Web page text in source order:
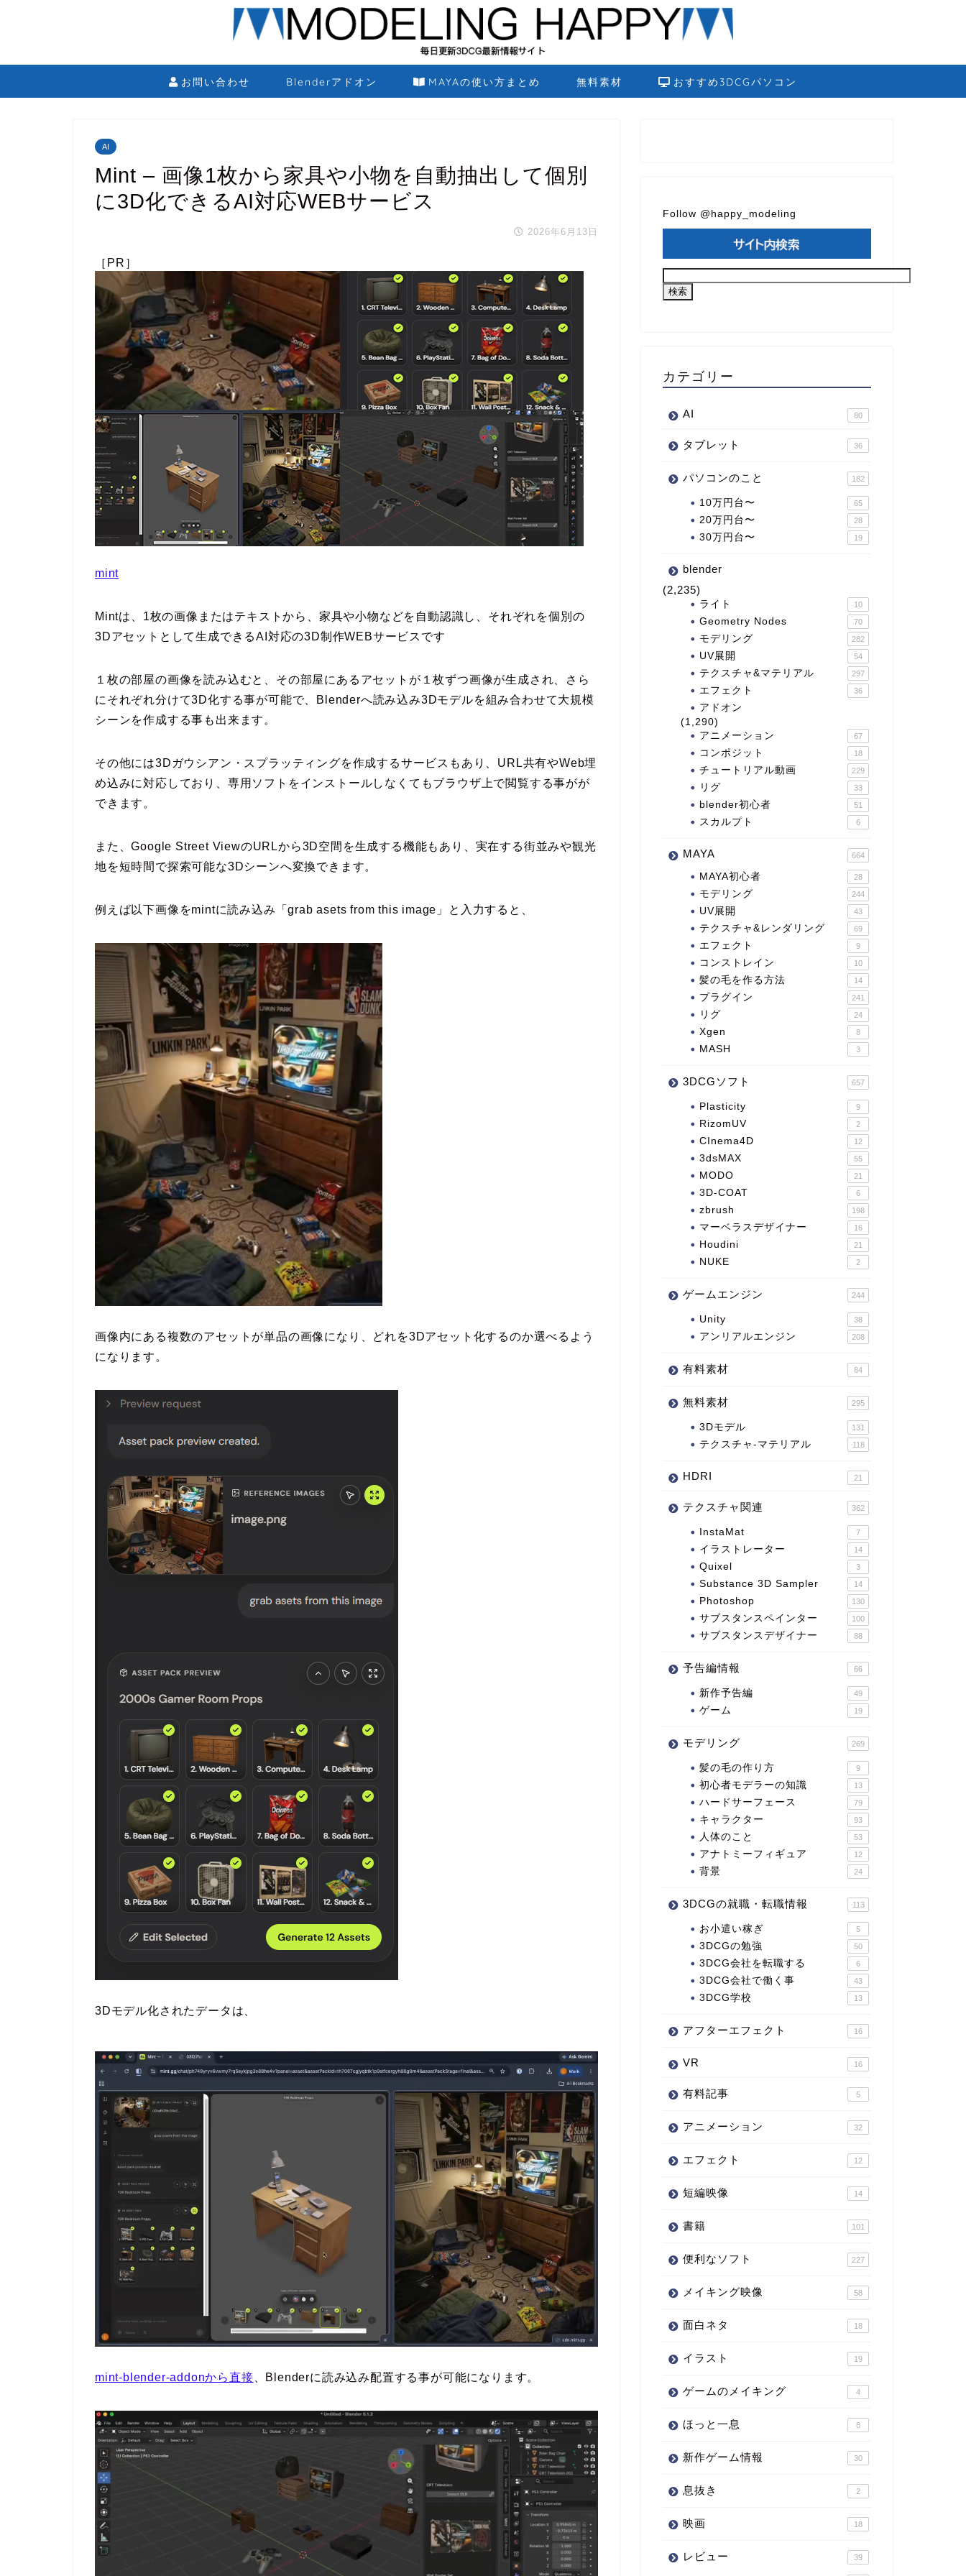
お問い合わせ Blenderアドオン MAYAの使い方まとめ 無料素材 おすすめ3DCGパソコン
AI
Mint – 画像1枚から家具や小物を自動抽出して個別
に3D化できるAI対応WEBサービス
2026年6月13日
［PR］
mint
Mintは、1枚の画像またはテキストから、家具や小物などを自動認識し、それぞれを個別の
3Dアセットとして生成できるAI対応の3D制作WEBサービスです
１枚の部屋の画像を読み込むと、その部屋にあるアセットが１枚ずつ画像が生成され、さら
にそれぞれ分けて3D化する事が可能で、Blenderへ読み込み3Dモデルを組み合わせて大規模
シーンを作成する事も出来ます。
その他には3Dガウシアン・スプラッティングを作成するサービスもあり、URL共有やWeb埋
め込みに対応しており、専用ソフトをインストールしなくてもブラウザ上で閲覧する事がが
できます。
また、Google Street ViewのURLから3D空間を生成する機能もあり、実在する街並みや観光
地を短時間で探索可能な3Dシーンへ変換できます。
例えば以下画像をmintに読み込み「grab asets from this image」と入力すると、
画像内にある複数のアセットが単品の画像になり、どれを3Dアセット化するのか選べるよう
になります。
3Dモデル化されたデータは、
mint-blender-addonから直接 、Blenderに読み込み配置する事が可能になります。
Follow @happy_modeling
カテゴリー
AI 80
タブレット 36
パソコンのこと 182
10万円台〜 65
20万円台〜 28
30万円台〜 19
blender
(2,235)
ライト 10
Geometry Nodes 70
モデリング 282
UV展開 54
テクスチャ&マテリアル 297
エフェクト 36
アドオン
(1,290)
アニメーション
67
コンポジット 18
チュートリアル動画 229
リグ 33
blender初心者 51
スカルプト 6
MAYA 664
MAYA初心者 28
モデリング 244
UV展開 43
テクスチャ&レンダリング 69
エフェクト 9
コンストレイン 10
髪の毛を作る方法 14
プラグイン 241
リグ 24
Xgen 8
MASH 3
3DCGソフト 657
Plasticity 9
RizomUV 2
CInema4D 12
3dsMAX 55
MODO 21
3D-COAT 6
zbrush 198
マーベラスデザイナー 16
Houdini 21
NUKE 2
ゲームエンジン 244
Unity 38
アンリアルエンジン 208
有料素材 84
無料素材 295
3Dモデル 131
テクスチャ-マテリアル 118
HDRI 21
テクスチャ関連 362
InstaMat 7
イラストレーター 14
Quixel 3
Substance 3D Sampler 14
Photoshop 130
サブスタンスペインター 100
サブスタンスデザイナー 88
予告編情報 66
新作予告編 49
ゲーム 19
モデリング 269
髪の毛の作り方 9
初心者モデラーの知識 13
ハードサーフェース 79
キャラクター 93
人体のこと 53
アナトミーフィギュア 12
背景 24
3DCGの就職・転職情報 113
お小遣い稼ぎ 5
3DCGの勉強 50
3DCG会社を転職する 6
3DCG会社で働く事 43
3DCG学校 13
アフターエフェクト 16
VR 16
有料記事 5
アニメーション 32
エフェクト 12
短編映像 14
書籍 101
便利なソフト 227
メイキング映像 58
面白ネタ 18
イラスト 19
ゲームのメイキング 4
ほっと一息 8
新作ゲーム情報 30
息抜き 2
映画 18
レビュー 39